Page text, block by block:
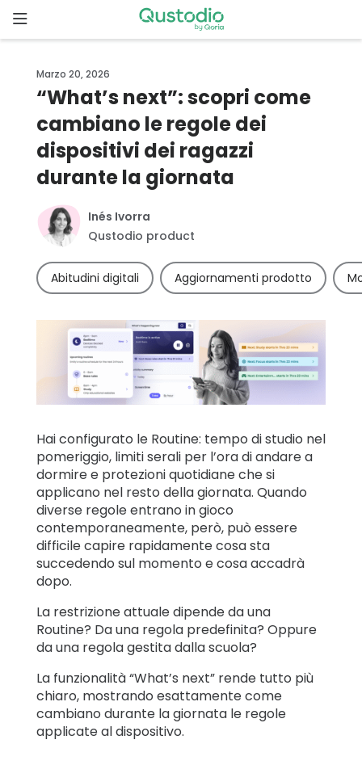
to
content
Perché
Qustodio?
Iniziare
Funzionalità
Downloads
Assistenza
Accesso Iscriviti
Marzo 20, 2026
“What’s next”: scopri come
cambiano le regole dei
dispositivi dei ragazzi
durante la giornata
Inés Ivorra
Qustodio product
Abitudini digitali Aggiornamenti prodotto
Hai configurato le Routine: tempo di studio nel
pomeriggio, limiti serali per l’ora di andare a
dormire e protezioni quotidiane che si
applicano nel resto della giornata. Quando
diverse regole entrano in gioco
contemporaneamente, però, può essere
difficile capire rapidamente cosa sta
succedendo sul momento e cosa accadrà
dopo.
La restrizione attuale dipende da una
Routine? Da una regola predefinita? Oppure
da una regola gestita dalla scuola?
La funzionalità “What’s next” rende tutto più
chiaro, mostrando esattamente come
cambiano durante la giornata le regole
applicate al dispositivo.